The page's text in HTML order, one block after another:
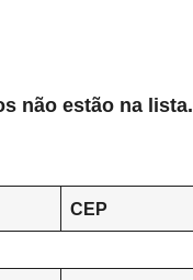
não estão na lista.
CEP